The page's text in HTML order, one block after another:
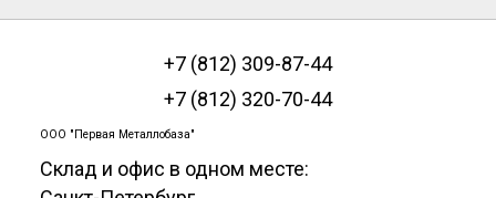
+7 (812) 309-87-44
+7 (812) 320-70-44
ООО "Первая Металлобаза"
Склад и офис в одном месте: